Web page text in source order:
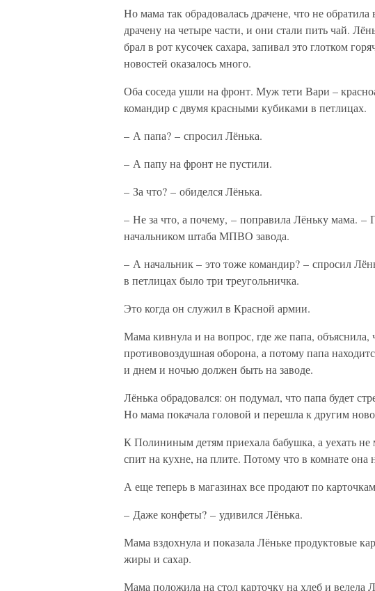
Но мама так обрадовалась драчене, что не
драчену на четыре части, и они стали пить чай.
брал в рот кусочек сахара, запивал это глотком
новостей оказалось много.
Оба соседа ушли на фронт. Муж тети Вари –
командир с двумя красными кубиками в петлицах.
– А папа? – спросил Лёнька.
– А папу на фронт не пустили.
– За что? – обиделся Лёнька.
– Не за что, а почему, – поправила Лёньку мама. –
начальником штаба МПВО завода.
– А начальник – это тоже командир? – спросил
в петлицах было три треугольничка.
Это когда он служил в Красной армии.
Мама кивнула и на вопрос, где же папа,
противовоздушная оборона, а потому папа
и днем и ночью должен быть на заводе.
Лёнька обрадовался: он подумал, что папа будет
Но мама покачала головой и перешла к другим
К Полининым детям приехала бабушка, а уехать
спит на кухне, на плите. Потому что в комнате она
А еще теперь в магазинах все продают по
– Даже конфеты? – удивился Лёнька.
Мама вздохнула и показала Лёньке продуктовые
жиры и сахар.
Мама положила на стол карточку на хлеб и велела